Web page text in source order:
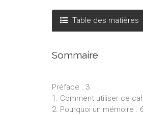
Table des matières
Sommaire
Préface . 3
1. Comment utiliser ce
2. Pourquoi un mémoire .